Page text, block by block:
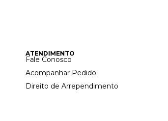
ATENDIMENTO
Fale Conosco
Acompanhar Pedido
Direito de Arrependimento